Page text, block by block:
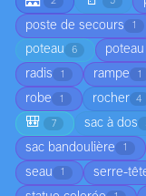
poste de secours 1
poteau 6
radis 1 rampe 1
robe 1 rocher 4
🎒 7 sac à dos
sac bandoulière 1
seau 1 serre-